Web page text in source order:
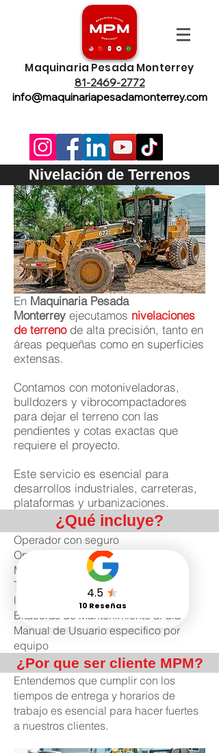
Maquinaria Pesada Monterrey
81-2469-2772
info@maquinariapesadamonterrey.com
Nivelación de Terrenos
En Maquinaria Pesada
Monterrey ejecutamos nivelaciones
de terreno de alta precisión, tanto en
áreas pequeñas como en superficies
extensas.
Contamos con motoniveladoras,
bulldozers y vibrocompactadores
para dejar el terreno con las
pendientes y cotas exactas que
requiere el proyecto.
Este servicio es esencial para
desarrollos industriales, carreteras,
plataformas y urbanizaciones.
¿Qué incluye?
Operador con seguro
Operador con Certificado DC3
Maquina con seguro
Torreta, Alarma de reversa, extintor,
luces al 100%
Bitácoras de Mantenimiento al día
Manual de Usuario especifico por
equipo
¿Por que ser cliente MPM?
Entendemos que cumplir con los
tiempos de entrega y horarios de
trabajo es esencial para hacer fuertes
a nuestros clientes.